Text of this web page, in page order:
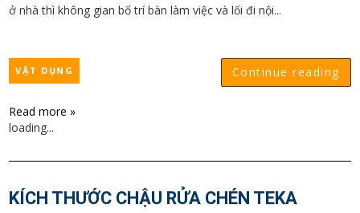
ở nhà thì không gian bố trí bàn làm việc và lối đi nội...
Continue reading
VẬT DỤNG
Read more »
loading...
KÍCH THƯỚC CHẬU RỬA CHÉN TEKA